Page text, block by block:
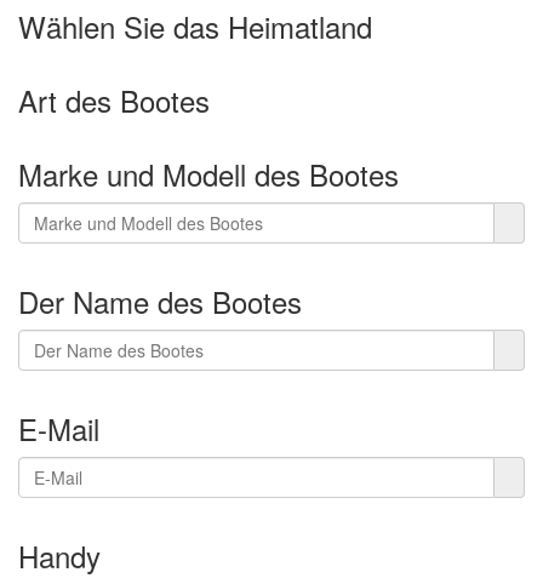
Wählen Sie das Heimatland
Art des Bootes
Marke und Modell des Bootes
Der Name des Bootes
E-Mail
Handy